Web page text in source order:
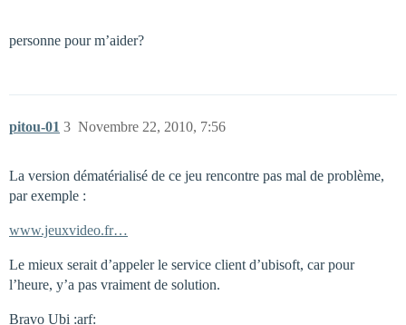
personne pour m’aider?
pitou-01 Novembre 22, 2010, 7:56
3
La version dématérialisé de ce jeu rencontre pas mal de problème,
par exemple :
www.jeuxvideo.fr…
Le mieux serait d’appeler le service client d’ubisoft, car pour
l’heure, y’a pas vraiment de solution.
Bravo Ubi :arf: